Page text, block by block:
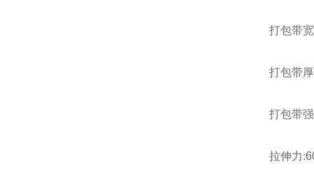
打包带宽
打包带厚
打包带强
拉伸力:60-